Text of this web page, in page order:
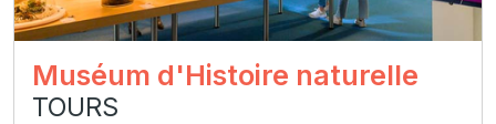
Muséum d'Histoire naturelle
TOURS